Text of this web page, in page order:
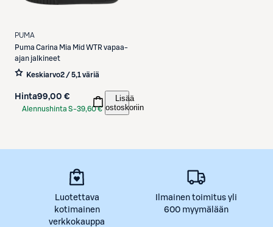
PUMA
Puma Carina Mia Mid WTR vapaa-
ajan jalkineet
Keskiarvo2 / 5,1 väriä
Hinta99,00 €
Alennushinta S-39,60 €
Lisää
ostoskoriin
Luotettava
kotimainen
verkkokauppa
Ilmainen toimitus yli
600 myymälään